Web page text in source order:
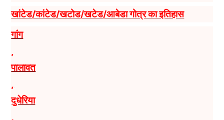
खांटेड/कांटेड/खटोड/खटेड/आबेडा गोत्र का इतिहास
गांग
पालावत
दुधेरिया